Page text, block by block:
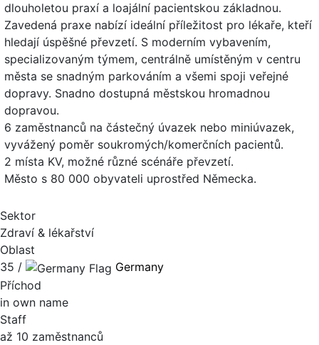
dlouholetou praxí a loajální pacientskou základnou.
Zavedená praxe nabízí ideální příležitost pro lékaře, kteří
hledají úspěšné převzetí. S moderním vybavením,
specializovaným týmem, centrálně umístěným v centru
města se snadným parkováním a všemi spoji veřejné
dopravy. Snadno dostupná městskou hromadnou
dopravou.
6 zaměstnanců na částečný úvazek nebo miniúvazek,
vyvážený poměr soukromých/komerčních pacientů.
2 místa KV, možné různé scénáře převzetí.
Město s 80 000 obyvateli uprostřed Německa.
Sektor
Zdraví & lékařství
Oblast
35 /
Germany
Příchod
in own name
Staff
až 10 zaměstnanců